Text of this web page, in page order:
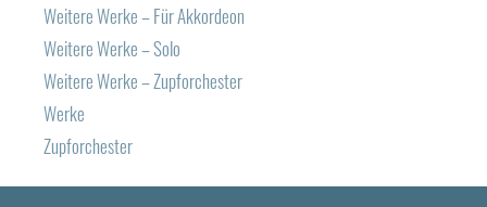
Weitere Werke – Für Akkordeon
Weitere Werke – Solo
Weitere Werke – Zupforchester
Werke
Zupforchester